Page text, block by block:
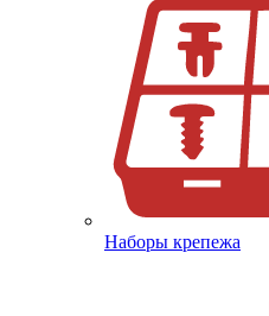
Наборы крепежа